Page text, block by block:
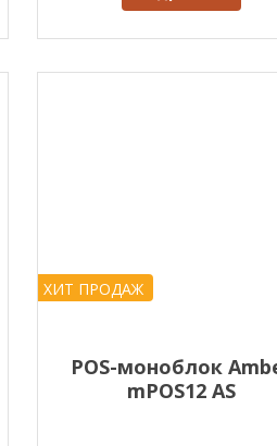
ХИТ ПРОДАЖ
POS-моноблок
mPOS12 AS